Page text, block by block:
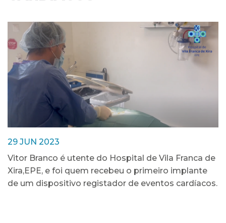
29 JUN 2023
Vitor Branco é utente do Hospital de Vila Franca de
Xira,EPE, e foi quem recebeu o primeiro implante
de um dispositivo registador de eventos cardíacos.